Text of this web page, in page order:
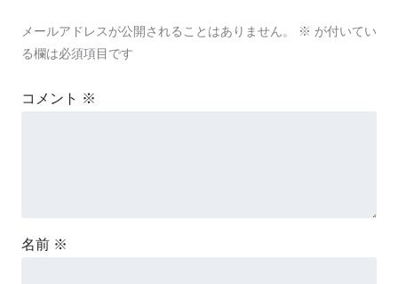
メールアドレスが公開されることはありません。 ※ が付いてい
る欄は必須項目です
コメント ※
名前 ※